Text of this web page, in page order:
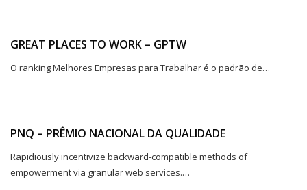
Brasília
Goiânia
Fone: (62) 3414-8989
GREAT PLACES TO WORK – GPTW
O ranking Melhores Empresas para Trabalhar é o padrão de…
PNQ – PRÊMIO NACIONAL DA QUALIDADE
Rapidiously incentivize backward-compatible methods of
empowerment via granular web services.…